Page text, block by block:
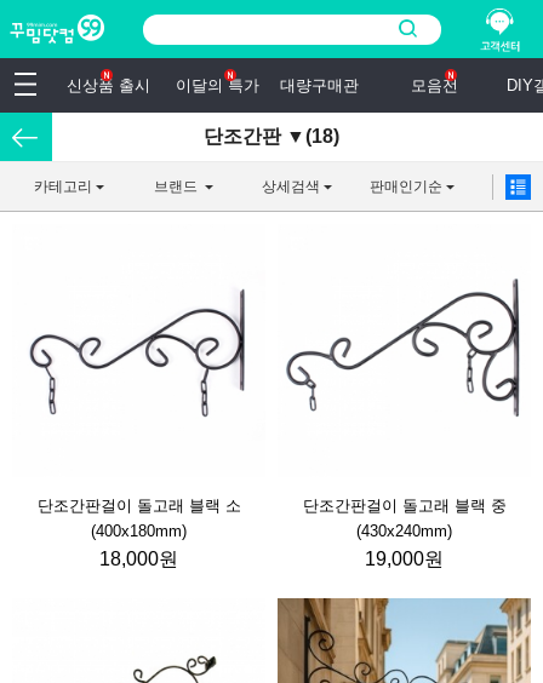
신상품 출시 이달의 특가 대량구매관 모음전 DIY
단조간판 ▼(18)
카테고리 브랜드 상세검색 판매인기순
단조간판걸이 돌고래 블랙 소
(400x180mm)
18,000원
단조간판걸이 돌고래 블랙 중
(430x240mm)
19,000원